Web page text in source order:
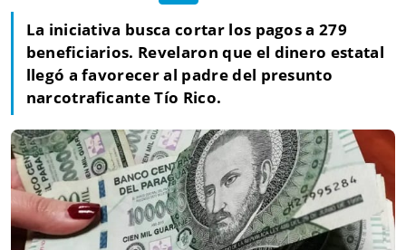
La iniciativa busca cortar los pagos a 279
beneficiarios. Revelaron que el dinero estatal
llegó a favorecer al padre del presunto
narcotraficante Tío Rico.